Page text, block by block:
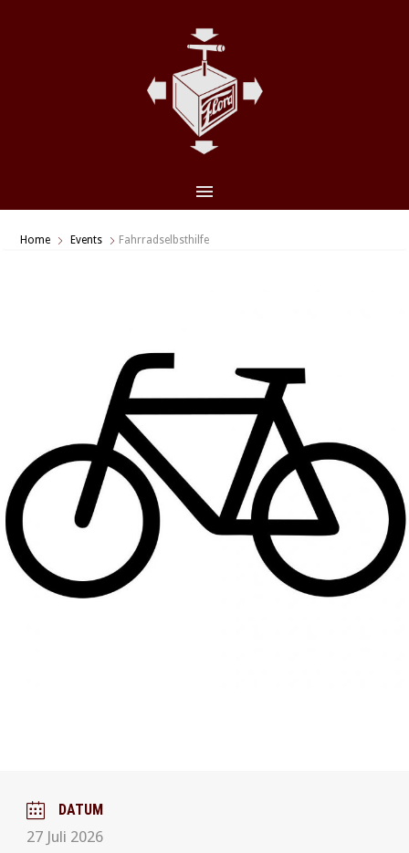
Home Events Fahrradselbsthilfe
DATUM
27 Juli 2026